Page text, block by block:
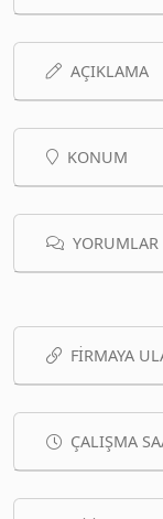
AÇIKLAMA
KONUM
YORUMLAR
FIRMAYA
ÇALIŞMA